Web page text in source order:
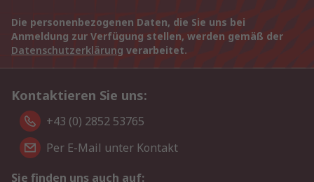
Die personenbezogenen Daten, die Sie uns bei
Anmeldung zur Verfügung stellen, werden gemäß der
Datenschutzerklärung verarbeitet.
Kontaktieren Sie uns:
+43 (0) 2852 53765
Per E-Mail unter Kontakt
Sie finden uns auch auf: